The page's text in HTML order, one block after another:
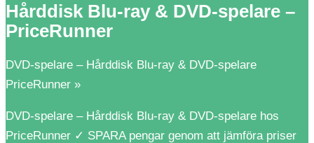
Hårddisk Blu-ray & DVD-spelare –
PriceRunner
DVD-spelare – Hårddisk Blu-ray & DVD-spelare
PriceRunner »
DVD-spelare – Hårddisk Blu-ray & DVD-spelare hos
PriceRunner ✓ SPARA pengar genom att jämföra priser